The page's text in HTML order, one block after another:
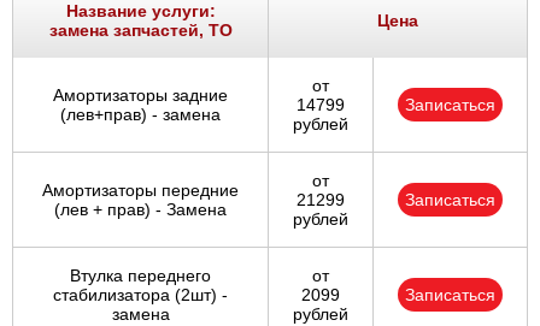
Название услуги:
замена запчастей, ТО
Цена
Амортизаторы задние
(лев+прав) - замена
от
14799
рублей
Записаться
Амортизаторы передние
(лев + прав) - Замена
от
21299
рублей
Записаться
Втулка переднего
стабилизатора (2шт) -
замена
от
2099
рублей
Записаться